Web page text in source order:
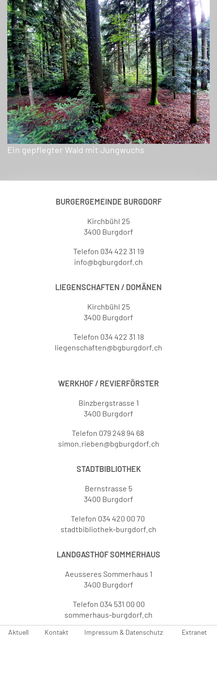
Ein gepflegter Wald mit Jungwuchs
BURGERGEMEINDE BURGDORF
Kirchbühl 25
3400 Burgdorf
Telefon 034 422 31 19
info@bgburgdorf.ch
LIEGENSCHAFTEN / DOMÄNEN
Kirchbühl 25
3400 Burgdorf
Telefon 034 422 31 18
liegenschaften@bgburgdorf.ch
WERKHOF / REVIERFÖRSTER
Binzbergstrasse 1
3400 Burgdorf
Telefon 079 248 94 68
simon.rieben@bgburgdorf.ch
STADTBIBLIOTHEK
Bernstrasse 5
3400 Burgdorf
Telefon 034 420 00 70
stadtbibliothek-burgdorf.ch
LANDGASTHOF SOMMERHAUS
Aeusseres Sommerhaus 1
3400 Burgdorf
Telefon 034 531 00 00
sommerhaus-burgdorf.ch
Aktuell Kontakt Impressum & Datenschutz Extranet